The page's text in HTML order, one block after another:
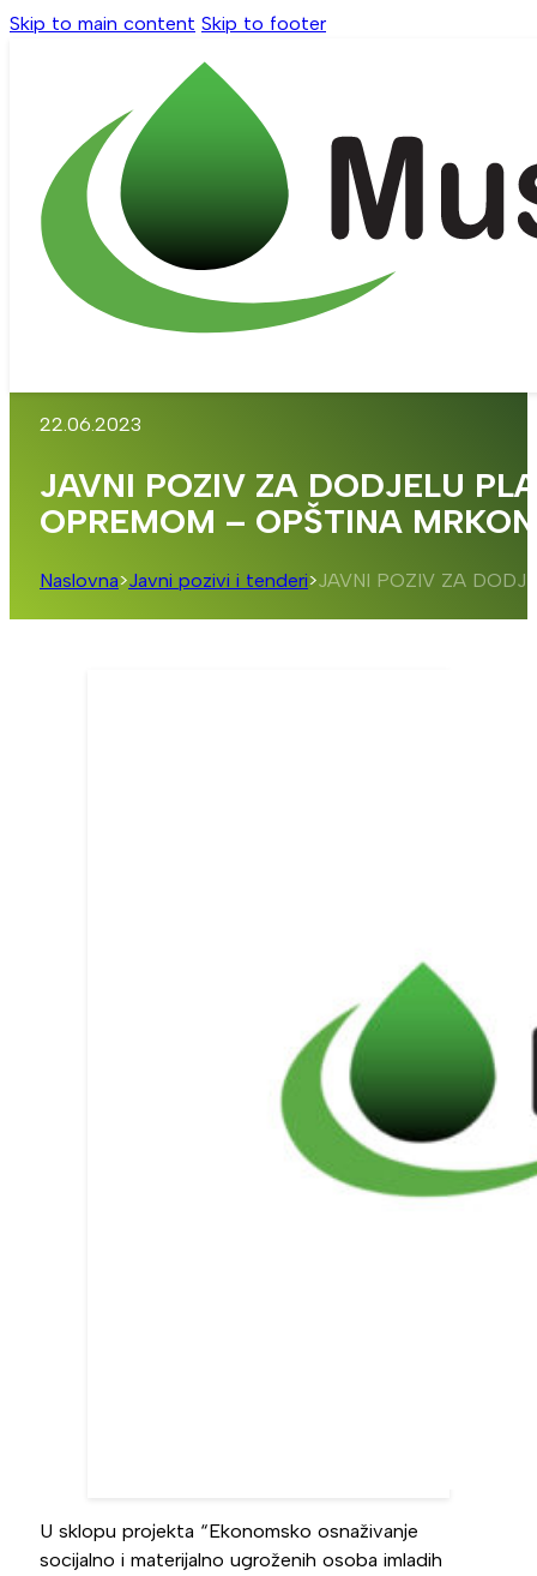
Skip to main content Skip to footer
22.06.2023
JAVNI POZIV ZA DODJELU
OPREMOM – OPŠTINA
Naslovna>Javni pozivi i tenderi>JAVNI POZIV ZA
U sklopu projekta “Ekonomsko osnaživanje
socijalno i materijalno ugroženih osoba imladih